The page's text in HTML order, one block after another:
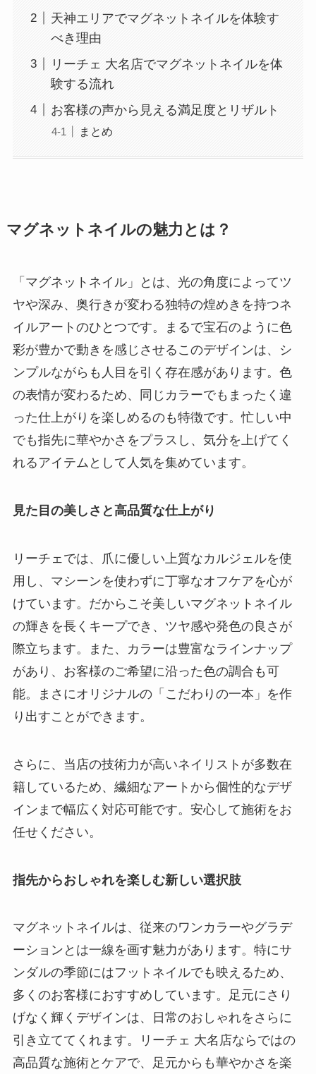
天神エリアでマグネットネイルを体験す
べき理由
リーチェ 大名店でマグネットネイルを体
験する流れ
お客様の声から見える満足度とリザルト
まとめ
マグネットネイルの魅力とは？
「マグネットネイル」とは、光の角度によってツ
ヤや深み、奥行きが変わる独特の煌めきを持つネ
イルアートのひとつです。まるで宝石のように色
彩が豊かで動きを感じさせるこのデザインは、シ
ンプルながらも人目を引く存在感があります。色
の表情が変わるため、同じカラーでもまったく違
った仕上がりを楽しめるのも特徴です。忙しい中
でも指先に華やかさをプラスし、気分を上げてく
れるアイテムとして人気を集めています。
見た目の美しさと高品質な仕上がり
リーチェでは、爪に優しい上質なカルジェルを使
用し、マシーンを使わずに丁寧なオフケアを心が
けています。だからこそ美しいマグネットネイル
の輝きを長くキープでき、ツヤ感や発色の良さが
際立ちます。また、カラーは豊富なラインナップ
があり、お客様のご希望に沿った色の調合も可
能。まさにオリジナルの「こだわりの一本」を作
り出すことができます。
さらに、当店の技術力が高いネイリストが多数在
籍しているため、繊細なアートから個性的なデザ
インまで幅広く対応可能です。安心して施術をお
任せください。
指先からおしゃれを楽しむ新しい選択肢
マグネットネイルは、従来のワンカラーやグラデ
ーションとは一線を画す魅力があります。特にサ
ンダルの季節にはフットネイルでも映えるため、
多くのお客様におすすめしています。足元にさり
げなく輝くデザインは、日常のおしゃれをさらに
引き立ててくれます。リーチェ 大名店ならではの
高品質な施術とケアで、足元からも華やかさを楽